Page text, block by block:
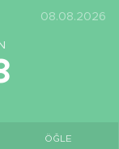
08.08.2026
ÖĞLE